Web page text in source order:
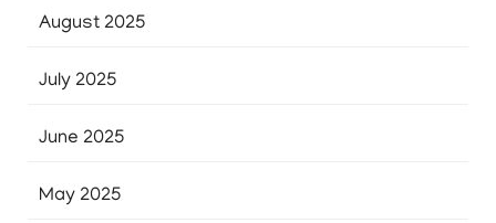
August 2025
July 2025
June 2025
May 2025